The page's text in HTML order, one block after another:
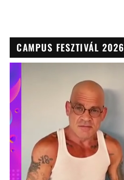
CAMPUS FESZTIVÁL 2026